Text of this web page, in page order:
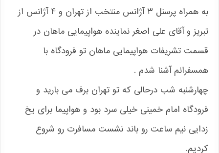
به همراه پرسنل 3 آژانس منتخب از تهران و 4 آژانس از
تبریز و آقای علی اصغر نماینده هواپیمایی ماهان در
قسمت تشریفات هواپیمایی ماهان تو فرودگاه با
همسفرانم آشنا شدم .
چهارشنبه شب درحالی که تو تهران برف می بارید و
فرودگاه امام خمینی خیلی سرد بود و هواپیما برای یخ
زدایی نیم ساعت رو باند نشست مسافرت رو شروع
کردیم.